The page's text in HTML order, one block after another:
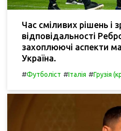
Час сміливих рішень і
відповідальності
захоплюючі аспекти
Україна.
#Футболіст #Італія #Грузія